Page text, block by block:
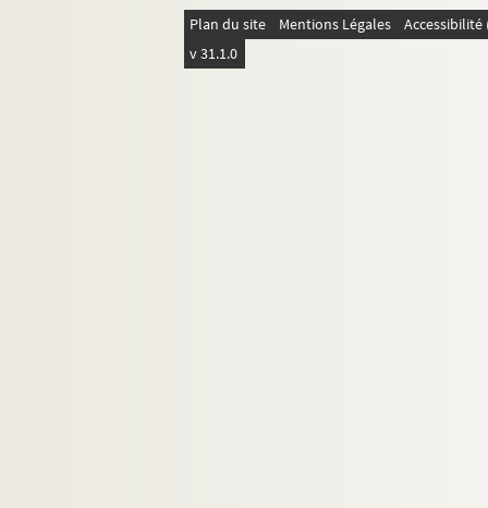
Plan du site Mentions Légales
v 31.1.0